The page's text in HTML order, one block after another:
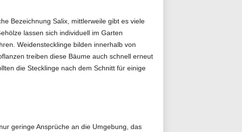
Bezeichnung Salix, mittlerweile gibt es viele
lassen sich individuell im Garten
Weidenstecklinge bilden innerhalb von
treiben diese Bäume auch schnell erneut
die Stecklinge nach dem Schnitt für einige
geringe Ansprüche an die Umgebung, das